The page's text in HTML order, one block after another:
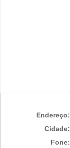
Endereço:
Cidade:
Fone: